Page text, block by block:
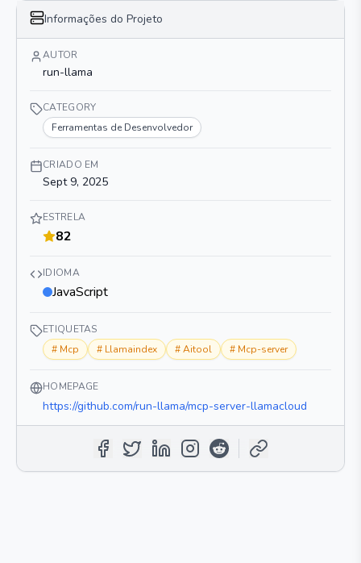
Informações do Projeto
AUTOR
run-llama
CATEGORY
Ferramentas de Desenvolvedor
CRIADO EM
Sept 9, 2025
ESTRELA
82
IDIOMA
JavaScript
ETIQUETAS
# Mcp # Llamaindex #Aitool # Mcp-server
HOMEPAGE
https://github.com/run-llama/mcp-server-llamacloud